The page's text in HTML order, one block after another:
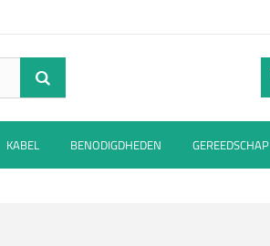
KABEL BENODIGDHEDEN GEREEDSCHAP